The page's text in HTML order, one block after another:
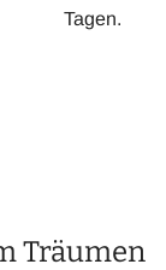
Tagen.
Träumen